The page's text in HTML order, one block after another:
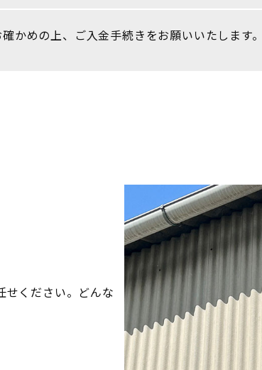
かめの上、ご入金手続きをお願いいたします
せください。どんな